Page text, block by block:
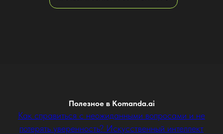
Полезное в Komanda.ai
Как справиться с неожиданными вопросами и не
потерять уверенность? Искусственный интеллект